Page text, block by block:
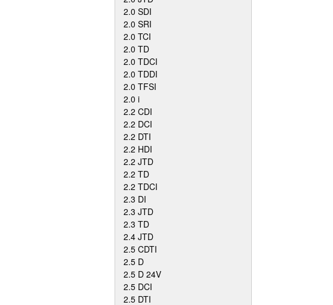
2.0 SDI
2.0 SRI
2.0 TCI
2.0 TD
2.0 TDCI
2.0 TDDI
2.0 TFSI
2.0 i
2.2 CDI
2.2 DCI
2.2 DTI
2.2 HDI
2.2 JTD
2.2 TD
2.2 TDCI
2.3 DI
2.3 JTD
2.3 TD
2.4 JTD
2.5 CDTI
2.5 D
2.5 D 24V
2.5 DCI
2.5 DTI